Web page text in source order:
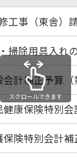
工事（東舎）
掃除用具入れ
計補正予算
康保険特別
険特別会計
スクロールできます